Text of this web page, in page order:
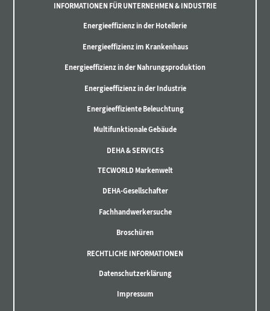
INFORMATIONEN FÜR UNTERNEHMEN & INDUSTRIE
Energieeffizienz in der Hotellerie
Energieeffizienz im Krankenhaus
Energieeffizienz in der Nahrungsproduktion
Energieeffizienz in der Industrie
Energieeffiziente Beleuchtung
Multifunktionale Gebäude
DEHA & SERVICES
TECWORLD Markenwelt
DEHA-Gesellschafter
Fachhandwerkersuche
Broschüren
RECHTLICHE INFORMATIONEN
Datenschutzerklärung
Impressum